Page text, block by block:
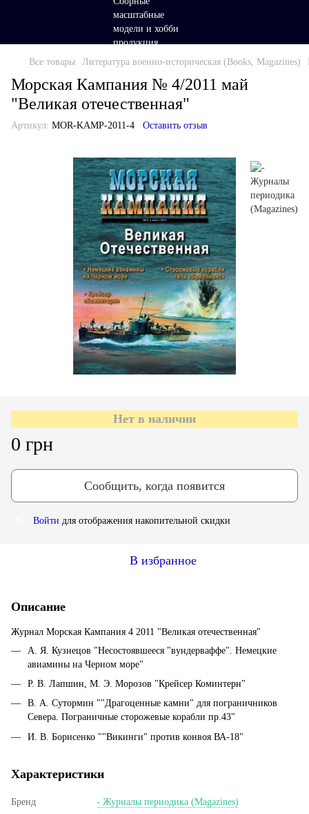
Все товары Литература военно-историческая (Books, Magazines)
Морская Кампания № 4/2011 май
"Великая отечественная"
Артикул: MOR-KAMP-2011-4 Оставить отзыв
Нет в наличии
0 грн
Сообщить, когда появится
Войти для отображения накопительной скидки
В избранное
Описание
Журнал Морская Кампания 4 2011 "Великая отечественная"
А. Я. Кузнецов "Несостоявшееся "вундерваффе". Немецкие
авиамины на Черном море"
Р. В. Лапшин, М. Э. Морозов "Крейсер Коминтерн"
В. А. Сутормин ""Драгоценные камни" для пограничников
Севера. Пограничные сторожевые корабли пр.43"
И. В. Борисенко ""Викинги" против конвоя ВА-18"
Характеристики
Бренд
- Журналы периодика (Magazines)